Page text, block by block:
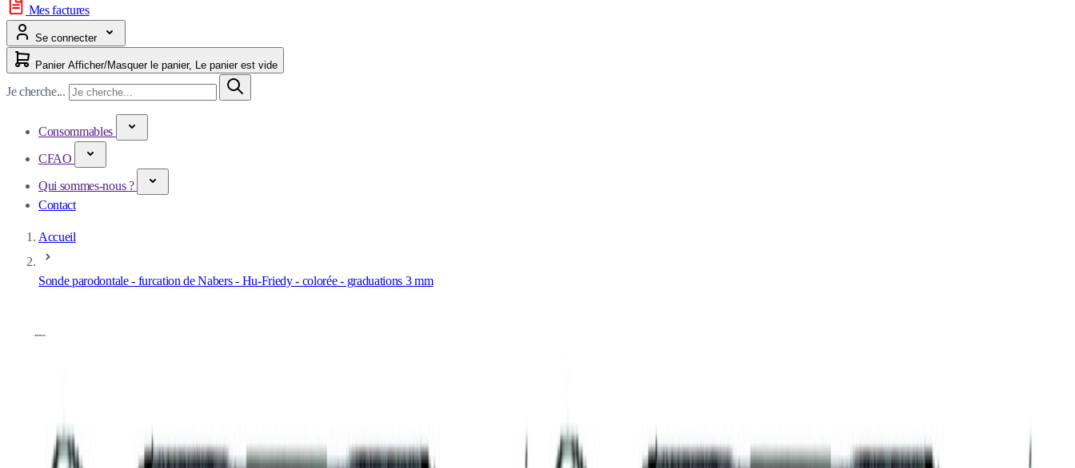
Mes factures
Se connecter
Panier Afficher/Masquer le panier, Le panier est vide
Je cherche...
Consommables
CFAO
Qui sommes-nous ?
Contact
Accueil
Sonde parodontale - furcation de Nabers - Hu-Friedy - colorée - graduations 3 mm